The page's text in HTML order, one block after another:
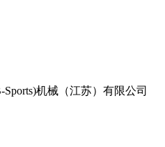
机械（江苏）有限公司